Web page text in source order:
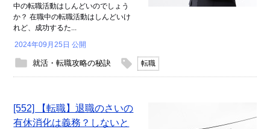
中の転職活動はしんどいのでしょう
か？ 在職中の転職活動はしんどいけ
れど、成功するた...
2024年09月25日 公開
就活・転職攻略の秘訣 転職
[552] 【転職】退職のさいの
有休消化は義務？しないと